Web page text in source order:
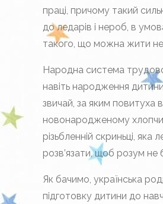
праці, причому такий
до ледарів і нероб, в
такого, що можна жити
Народна система
навіть народження
звичай, за яким повитуха
новонародженому
різьбленній скриньці,
розв’язати, щоб розум не
Як бачимо, українська
підготовку дитини до